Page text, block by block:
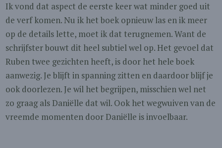
Ik vond dat aspect de eerste keer wat minder goed uit
de verf komen. Nu ik het boek opnieuw las en ik meer
op de details lette, moet ik dat terugnemen. Want de
schrijfster bouwt dit heel subtiel wel op. Het gevoel dat
Ruben twee gezichten heeft, is door het hele boek
aanwezig. Je blijft in spanning zitten en daardoor blijf je
ook doorlezen. Je wil het begrijpen, misschien wel net
zo graag als Daniëlle dat wil. Ook het wegwuiven van de
vreemde momenten door Daniëlle is invoelbaar.